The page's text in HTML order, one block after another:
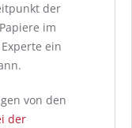
der
im
ein
von den
der